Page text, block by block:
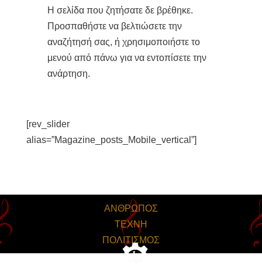
[rev_slider
alias=”Magazine_posts_Mobile_vertical”]
ΑΝΘΡΩΠΟΣ
ΤΕΧΝΗ
ΠΟΛΙΤΙΣΜΟΣ